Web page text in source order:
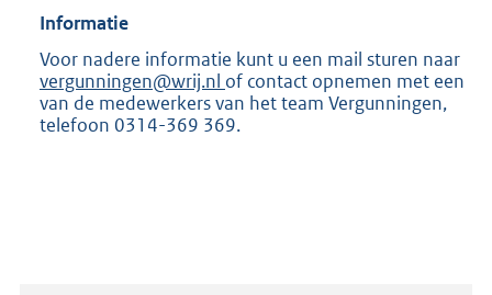
Informatie
Voor nadere informatie kunt u een mail sturen naar
vergunningen@wrij.nl of contact opnemen met een
van de medewerkers van het team Vergunningen,
telefoon 0314-369 369.